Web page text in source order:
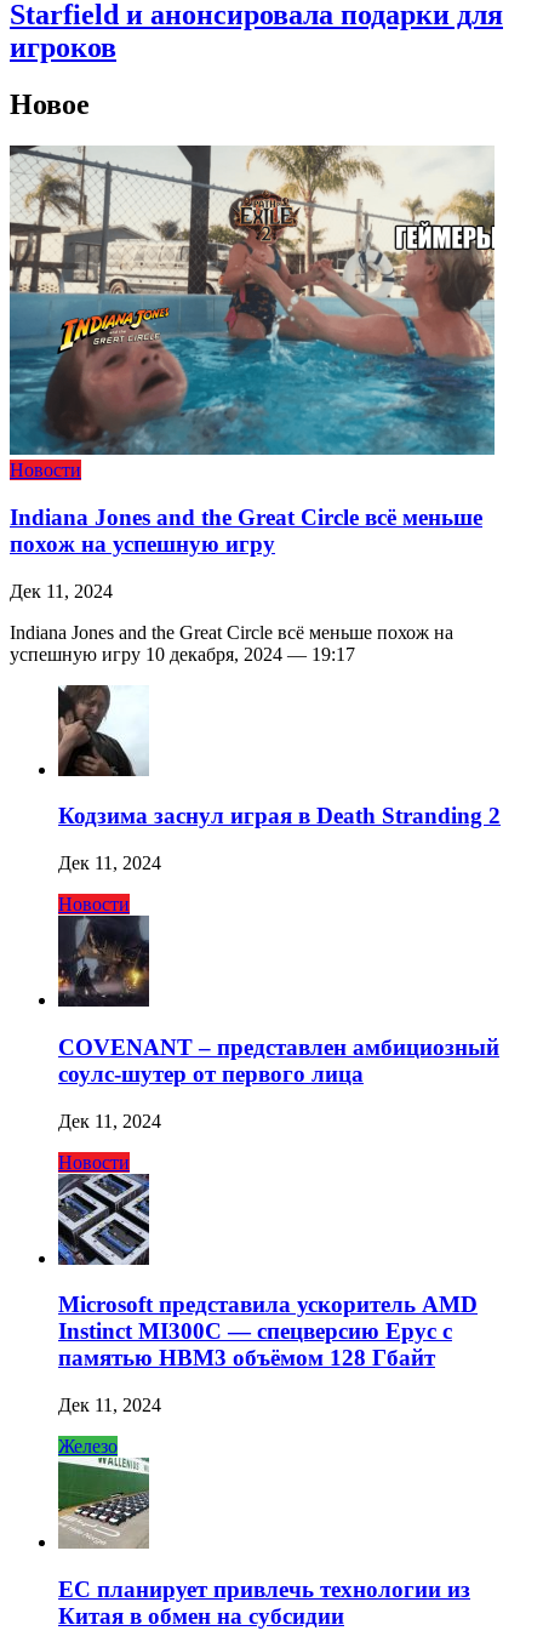
Starfield и анонсировала подарки для
игроков
Новое
Новости
Indiana Jones and the Great Circle всё меньше
похож на успешную игру
Дек 11, 2024
Indiana Jones and the Great Circle всё меньше похож на
успешную игру 10 декабря, 2024 — 19:17
Кодзима заснул играя в Death Stranding 2
Дек 11, 2024
Новости
COVENANT – представлен амбициозный
соулс-шутер от первого лица
Дек 11, 2024
Новости
Microsoft представила ускоритель AMD
Instinct MI300C — спецверсию Epyc с
памятью HBM3 объёмом 128 Гбайт
Дек 11, 2024
Железо
ЕС планирует привлечь технологии из
Китая в обмен на субсидии